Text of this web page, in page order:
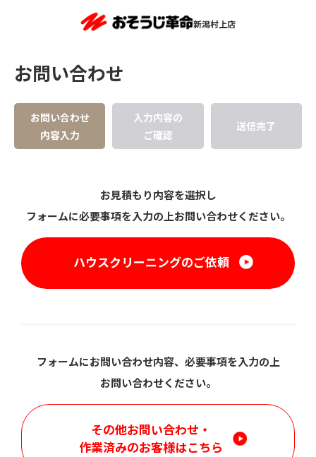
新潟村上店
お問い合わせ
お問い合わせ
内容入力
入力内容の
ご確認
送信完了
お見積もり内容を選択し
フォームに必要事項を入力の上お問い合わせください。
ハウスクリーニングのご依頼
フォームにお問い合わせ内容、必要事項を入力の上
お問い合わせください。
その他お問い合わせ・
作業済みのお客様はこちら